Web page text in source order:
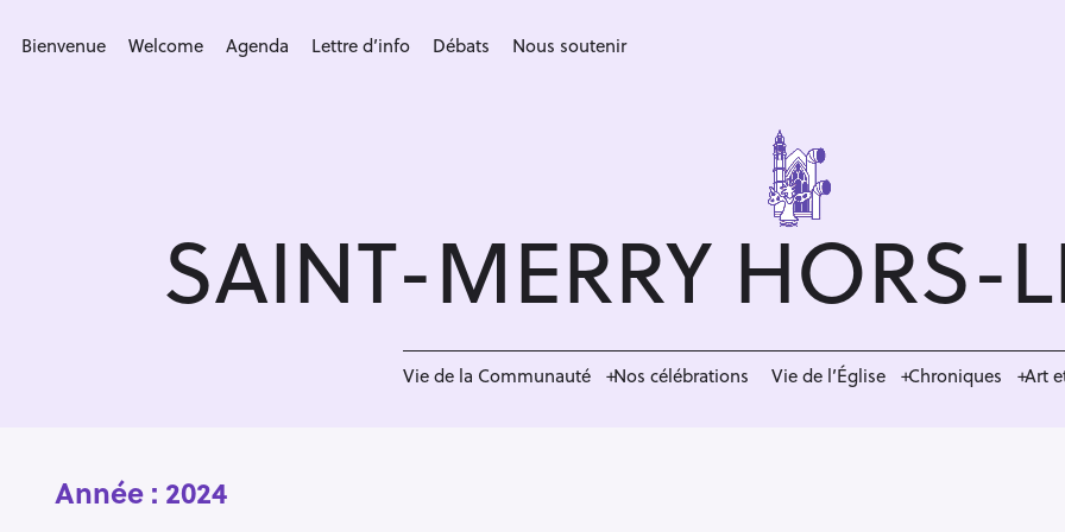
Bienvenue Welcome Agenda Lettre d’info Débats Nous soutenir
SAINT-MERRY HORS-
Vie de la Communauté Nos célébrations Vie de l’Église Chroniques Art
Année : 2024